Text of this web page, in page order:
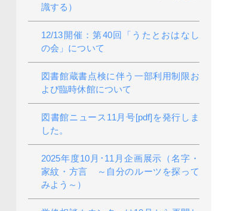
識する）
12/13開催：第40回「うたとおはなし
の会」について
図書館蔵書点検に伴う一部利用制限お
よび臨時休館について
図書館ニュース11月号[pdf]を発行しま
した。
2025年度10月･11月企画展示（名字・
家紋・方言 ～自分のルーツを探って
みよう～）